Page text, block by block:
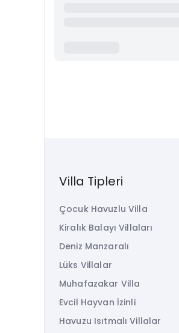
Villa Tipleri
Çocuk Havuzlu Villa
Kiralık Balayı Villaları
Deniz Manzaralı
Lüks Villalar
Muhafazakar Villa
Evcil Hayvan İzinli
Havuzu Isıtmalı Villalar